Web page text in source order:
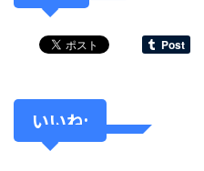
いいね: